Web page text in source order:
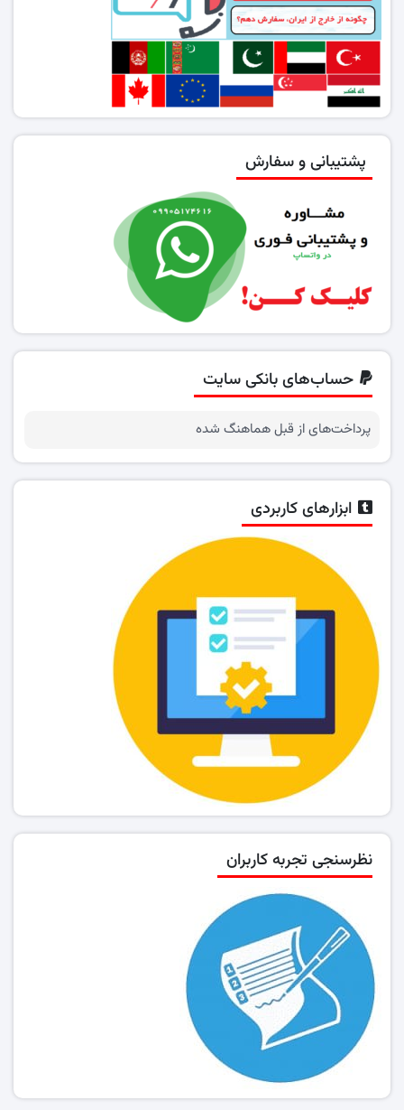
پشتیبانی و سفارش
حساب‌های بانکی سایت
پرداخت‌های از قبل هماهنگ شده
ابزارهای کاربردی
نظرسنجی تجربه کاربران